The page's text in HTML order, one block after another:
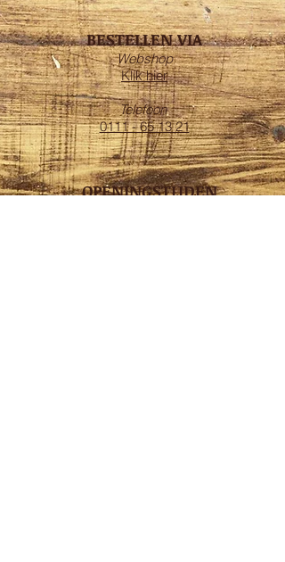
BESTELLEN VIA
Webshop
Klik hier
Telefoon
0111 - 65 13 21
OPENINGSTIJDEN